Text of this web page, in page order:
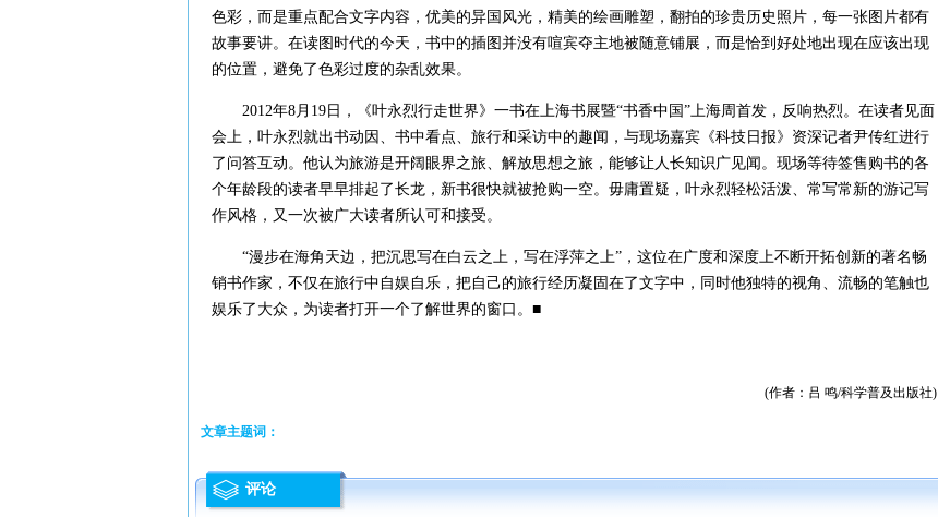
色彩，而是重点配合文字内容，优美的异国风光，精美的绘画雕塑，翻拍的珍贵历史照片，每一张图片都有
故事要讲。在读图时代的今天，书中的插图并没有喧宾夺主地被随意铺展，而是恰到好处地出现在应该出现
的位置，避免了色彩过度的杂乱效果。
2012年8月19日，《叶永烈行走世界》一书在上海书展暨“书香中国”上海周首发，反响热烈。在读者见面
会上，叶永烈就出书动因、书中看点、旅行和采访中的趣闻，与现场嘉宾《科技日报》资深记者尹传红进行
了问答互动。他认为旅游是开阔眼界之旅、解放思想之旅，能够让人长知识广见闻。现场等待签售购书的各
个年龄段的读者早早排起了长龙，新书很快就被抢购一空。毋庸置疑，叶永烈轻松活泼、常写常新的游记写
作风格，又一次被广大读者所认可和接受。
“漫步在海角天边，把沉思写在白云之上，写在浮萍之上”，这位在广度和深度上不断开拓创新的著名畅
销书作家，不仅在旅行中自娱自乐，把自己的旅行经历凝固在了文字中，同时他独特的视角、流畅的笔触也
娱乐了大众，为读者打开一个了解世界的窗口。■
(作者：吕 鸣/科学普及出版社)
文章主题词：
评论